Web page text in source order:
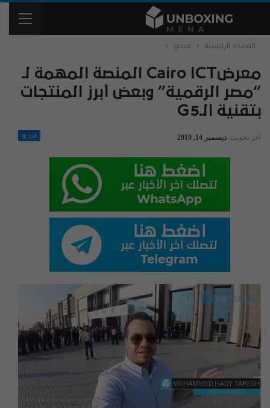
الصفحة الرئيسية فيديو
معرضCairo ICT المنصة المهمة لـ
“مصر الرقمية” وبعض أبرز المنتجات
بتقنية الـG5
فيديو آخر تحديث ديسمبر 14, 2019